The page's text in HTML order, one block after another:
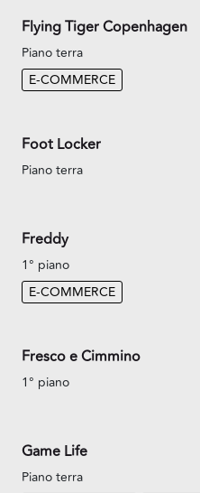
Flying Tiger Copenhagen
Piano terra
E-COMMERCE
Foot Locker
Piano terra
Freddy
1° piano
E-COMMERCE
Fresco e Cimmino
1° piano
Game Life
Piano terra